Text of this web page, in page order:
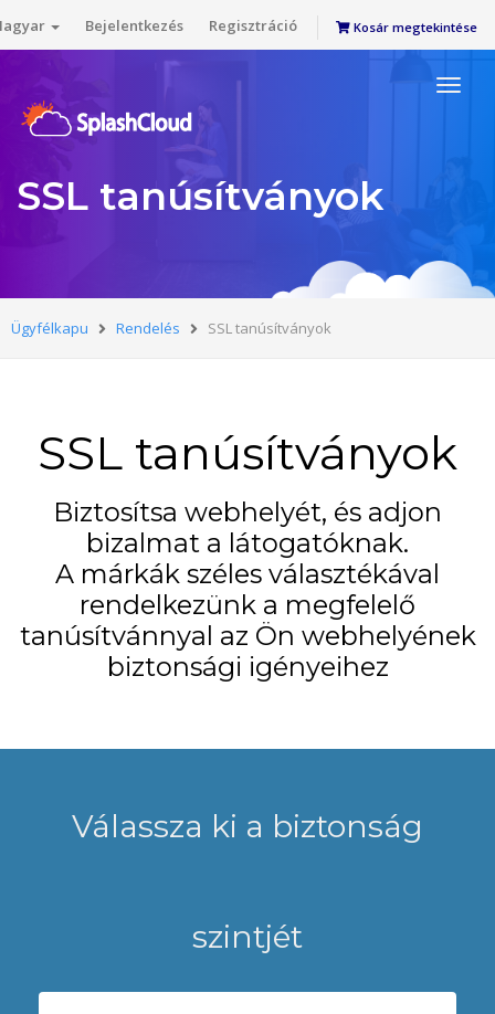
Bejelentkezés Regisztráció Kosár megtekintése
SSL tanúsítványok
Ügyfélkapu Rendelés SSL tanúsítványok
SSL tanúsítványok
Biztosítsa webhelyét, és adjon
bizalmat a látogatóknak.
A márkák széles választékával
rendelkezünk a megfelelő
tanúsítvánnyal az Ön webhelyének
biztonsági igényeihez
Válassza ki a biztonság
szintjét